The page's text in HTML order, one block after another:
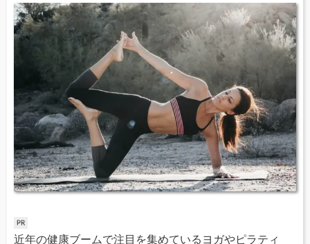
近年の健康ブームで注目を集めているヨガやピラティ